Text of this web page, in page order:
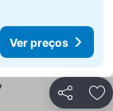
Ver preços
Partilhar